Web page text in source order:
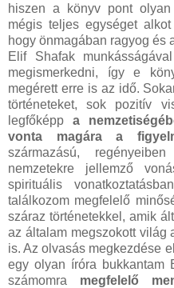
hiszen a könyv pont olyan
mégis teljes egységet
hogy önmagában ragyog és
Elif Shafak
megismerkedni, így e
megérett erre is az idő.
történeteket, sok pozitív
legfőképp a
vonta magára a
származású,
nemzetekre jellemző
spirituális
találkozom megfelelő
száraz történetekkel, amik
az általam megszokott világ
is. Az olvasás megkezdése
egy olyan íróra bukkantam
számomra megfelelő